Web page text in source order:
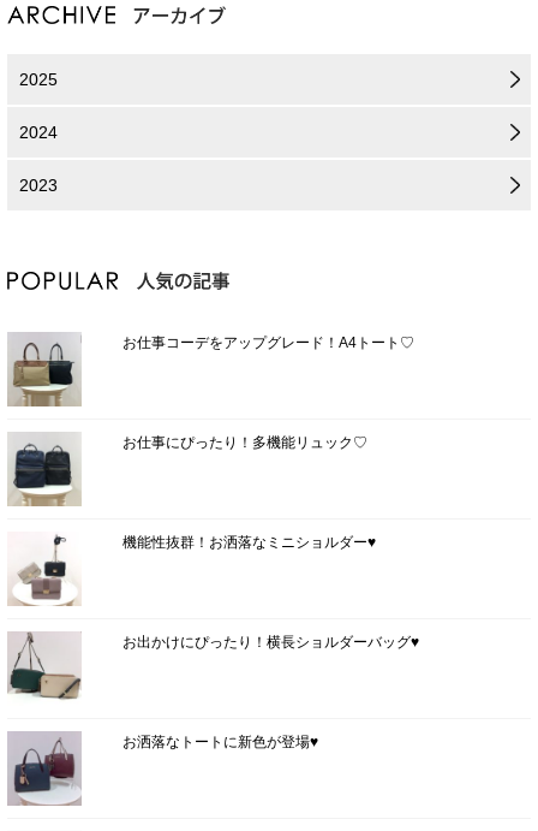
2025
2024
2023
お仕事コーデをアップグレード！A4トート♡
お仕事にぴったり！多機能リュック♡
機能性抜群！お洒落なミニショルダー♥
お出かけにぴったり！横長ショルダーバッグ♥
お洒落なトートに新色が登場♥